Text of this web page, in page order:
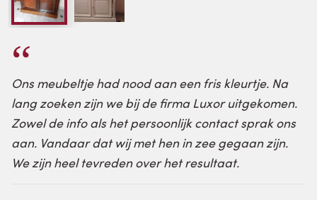
Ons meubeltje had nood aan een fris kleurtje. Na
lang zoeken zijn we bij de firma Luxor uitgekomen.
Zowel de info als het persoonlijk contact sprak ons
aan. Vandaar dat wij met hen in zee gegaan zijn.
We zijn heel tevreden over het resultaat.